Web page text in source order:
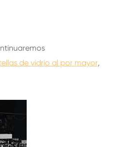
de vidrio al por mayor,